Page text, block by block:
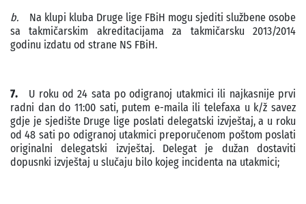
b. Na klupi kluba Druge lige FBiH mogu sjediti službene osobe
sa takmičarskim akreditacijama za takmičarsku 2013/2014
godinu izdatu od strane NS FBiH.
7. U roku od 24 sata po odigranoj utakmici ili najkasnije prvi
radni dan do 11:00 sati, putem e-maila ili telefaxa u k/ž savez
gdje je sjedište Druge lige poslati delegatski izvještaj, a u roku
od 48 sati po odigranoj utakmici preporučenom poštom poslati
originalni delegatski izvještaj. Delegat je dužan dostaviti
dopusnki izvještaj u slučaju bilo kojeg incidenta na utakmici;